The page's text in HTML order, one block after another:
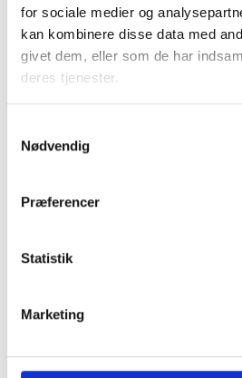
for sociale medier og
kan kombinere disse data med
givet dem, eller som de har
deres tjenester.
Nødvendig
Præferencer
Statistik
Marketing
Hvis de midlertidige regler giver
chefjurist Sanne Steen Petersen
Bent Madsen / Sanne Steen
Sundhedsreformens